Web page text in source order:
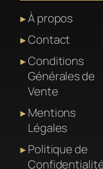
être
choisies
sur
la
page
du
À propos
Contact
Conditions
Générales de
Vente
Mentions
Légales
Politique de